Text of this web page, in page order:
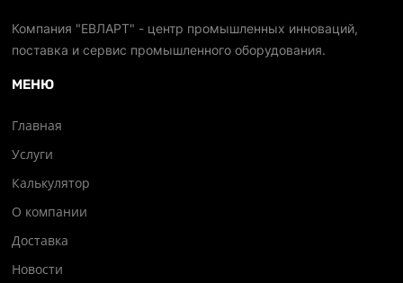
Компания "ЕВЛАРТ" - центр промышленных инноваций,
поставка и сервис промышленного оборудования.
МЕНЮ
Главная
Услуги
Калькулятор
О компании
Доставка
Новости